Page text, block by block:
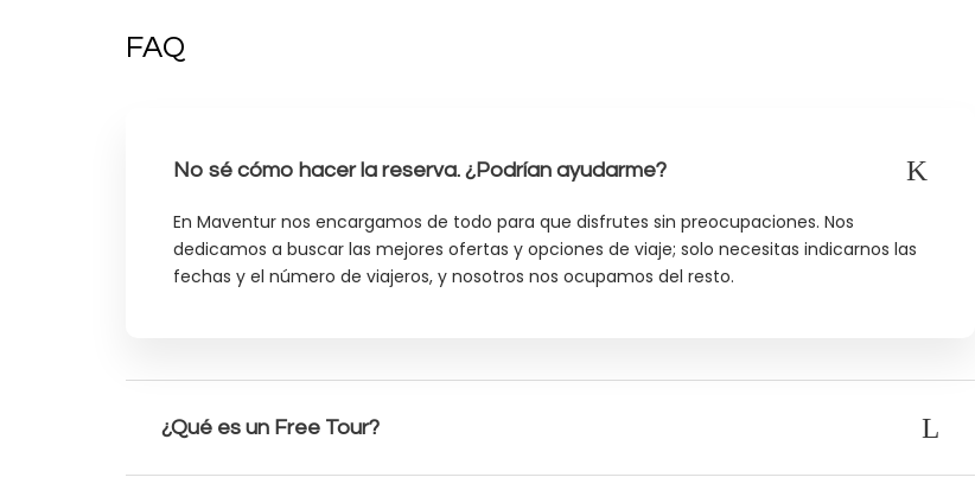
FAQ
No sé cómo hacer la reserva. ¿Podrían ayudarme?
En Maventur nos encargamos de todo para que disfrutes sin preocupaciones. Nos
dedicamos a buscar las mejores ofertas y opciones de viaje; solo necesitas indicarnos las
fechas y el número de viajeros, y nosotros nos ocupamos del resto.
¿Qué es un Free Tour?